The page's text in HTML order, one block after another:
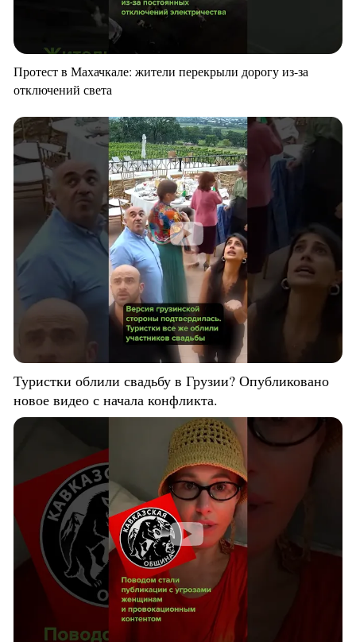
Протест в Махачкале: жители перекрыли дорогу из-за
отключений света
Туристки облили свадьбу в Грузии? Опубликовано
новое видео с начала конфликта.